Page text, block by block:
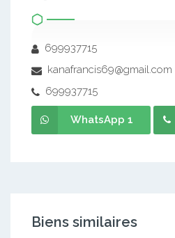
699937715
kanafrancis69@gmail.com
699937715
WhatsApp 1
Biens similaires